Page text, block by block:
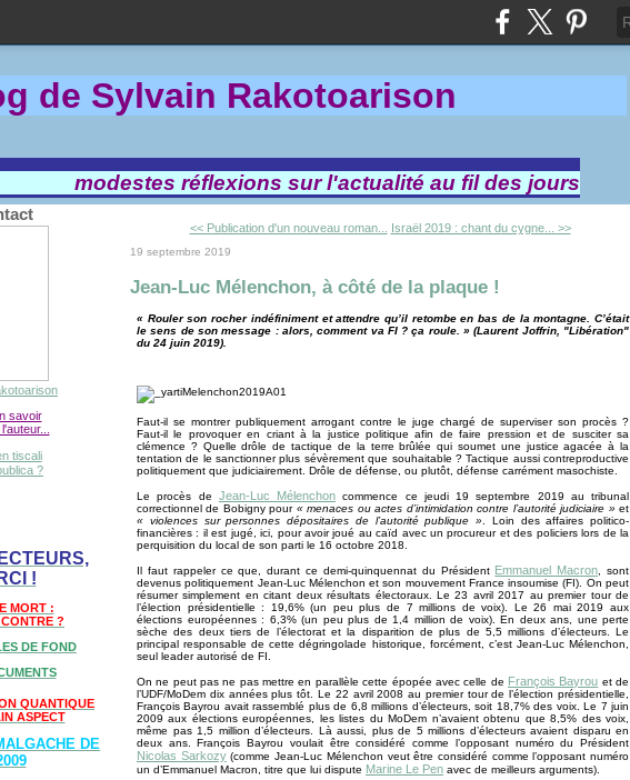
de Sylvain Rakotoarison
modestes réflexions sur l'actualité au fil des jours
savoir
tiscali
?
!
MORT :
?
DE FOND
QUANTIQUE
ASPECT
DE
<< Publication d'un nouveau roman... Israël 2019 : chant du cygne... >>
19 septembre 2019
Jean-Luc Mélenchon, à côté de la plaque !
« Rouler son rocher indéfiniment et attendre qu’il retombe en bas de la montagne. C’était
le sens de son message : alors, comment va FI ? ça roule. » (Laurent Joffrin, "Libération"
du 24 juin 2019).
Faut-il se montrer publiquement arrogant contre le juge chargé de superviser son procès ?
Faut-il le provoquer en criant à la justice politique afin de faire pression et de susciter sa
clémence ? Quelle drôle de tactique de la terre brûlée qui soumet une justice agacée à la
tentation de le sanctionner plus sévèrement que souhaitable ? Tactique aussi contreproductive
politiquement que judiciairement. Drôle de défense, ou plutôt, défense carrément masochiste.
Le procès de Jean-Luc Mélenchon commence ce jeudi 19 septembre 2019 au tribunal
correctionnel de Bobigny pour « menaces ou actes d’intimidation contre l’autorité judiciaire » et
« violences sur personnes dépositaires de l’autorité publique » . Loin des affaires politico-
financières : il est jugé, ici, pour avoir joué au caïd avec un procureur et des policiers lors de la
perquisition du local de son parti le 16 octobre 2018.
Il faut rappeler ce que, durant ce demi-quinquennat du Président Emmanuel Macron , sont
devenus politiquement Jean-Luc Mélenchon et son mouvement France insoumise (FI). On peut
résumer simplement en citant deux résultats électoraux. Le 23 avril 2017 au premier tour de
l’élection présidentielle : 19,6% (un peu plus de 7 millions de voix). Le 26 mai 2019 aux
élections européennes : 6,3% (un peu plus de 1,4 million de voix). En deux ans, une perte
sèche des deux tiers de l’électorat et la disparition de plus de 5,5 millions d’électeurs. Le
principal responsable de cette dégringolade historique, forcément, c’est Jean-Luc Mélenchon,
seul leader autorisé de FI.
On ne peut pas ne pas mettre en parallèle cette épopée avec celle de François Bayrou et de
l’UDF/MoDem dix années plus tôt. Le 22 avril 2008 au premier tour de l’élection présidentielle,
François Bayrou avait rassemblé plus de 6,8 millions d’électeurs, soit 18,7% des voix. Le 7 juin
2009 aux élections européennes, les listes du MoDem n’avaient obtenu que 8,5% des voix,
même pas 1,5 million d’électeurs. Là aussi, plus de 5 millions d’électeurs avaient disparu en
deux ans. François Bayrou voulait être considéré comme l’opposant numéro du Président
Nicolas Sarkozy(comme Jean-Luc Mélenchon veut être considéré comme l’opposant numéro
un d’Emmanuel Macron, titre que lui dispute Marine Le Pen avec de meilleurs arguments).